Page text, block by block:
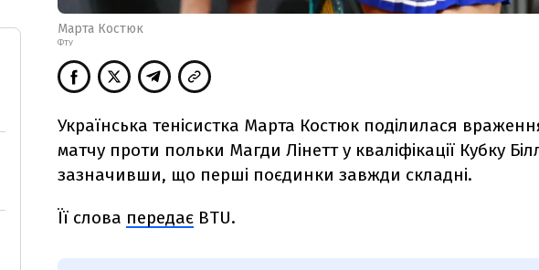
Марта Костюк
ФТУ
Українська тенісистка Марта Костюк поділилася
матчу проти польки Магди Лінетт у кваліфікації Кубку
зазначивши, що перші поєдинки завжди складні.
Її слова передає BTU.